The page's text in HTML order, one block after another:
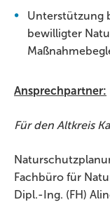
Unterstützung
bewilligter
Ansprechpartner:
Für den Altkreis
Fachbüro für
Dipl.-Ing. (FH)